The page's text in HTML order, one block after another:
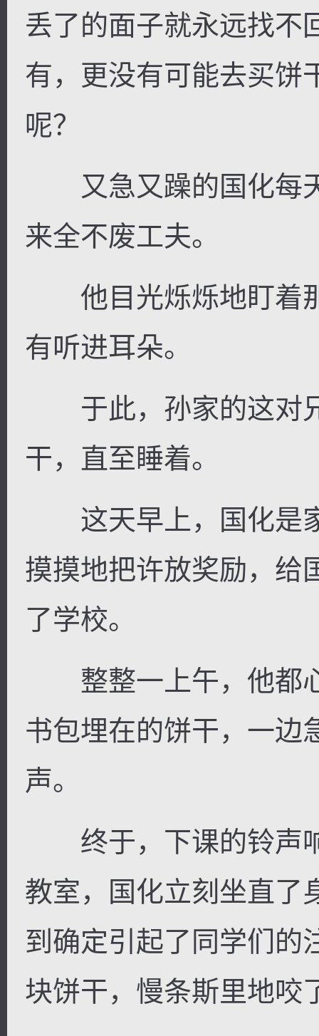
丢了的面子就永远找不
有，更没有可能去买饼
呢？
又急又躁的国化每
来全不废工夫。
他目光烁烁地盯着
有听进耳朵。
于此，孙家的这对
干，直至睡着。
这天早上，国化是
摸摸地把许放奖励，给
了学校。
整整一上午，他都
书包埋在的饼干，一边
声。
终于，下课的铃声
教室，国化立刻坐直了
到确定引起了同学们的
块饼干，慢条斯里地咬